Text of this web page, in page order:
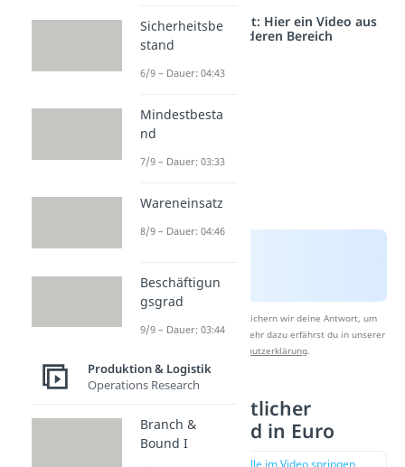
Studyflix vernetzt: Hier ein Video aus
einem anderen Bereich
Nach Beantwortung speichern wir deine Antwort, um
Studyflix zu verbessern. Mehr dazu erfährst du in unserer
Datenschutzerklärung.
Durchschnittlicher
Lagerbestand in Euro
zur Stelle im Video springen
Sicherheitsbe
stand
6/9 – Dauer: 04:43
Mindestbesta
nd
7/9 – Dauer: 03:33
Wareneinsatz
8/9 – Dauer: 04:46
Beschäftigun
gsgrad
9/9 – Dauer: 03:44
Produktion & Logistik
Operations Research
Branch &
Bound I